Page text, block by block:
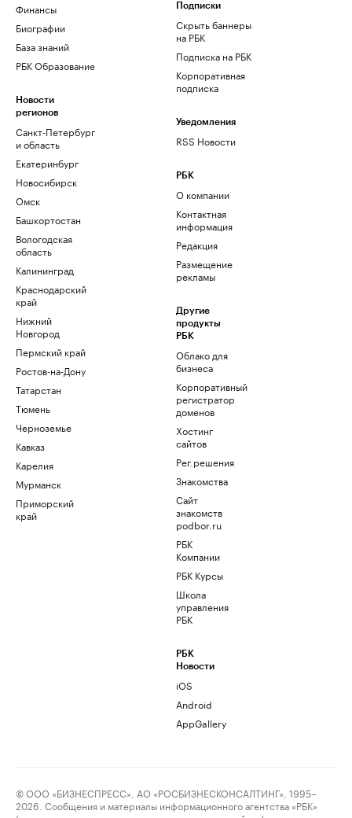
Финансы
Биографии
База знаний
РБК Образование
Новости
регионов
Санкт-Петербург
и область
Екатеринбург
Новосибирск
Омск
Башкортостан
Вологодская
область
Калининград
Краснодарский
край
Нижний
Новгород
Пермский край
Ростов-на-Дону
Татарстан
Тюмень
Черноземье
Кавказ
Карелия
Мурманск
Приморский
край
Подписки
Скрыть баннеры
на РБК
Подписка на РБК
Корпоративная
подписка
Уведомления
RSS Новости
РБК
О компании
Контактная
информация
Редакция
Размещение
рекламы
Другие
продукты
РБК
Облако для
бизнеса
Корпоративный
регистратор
доменов
Хостинг
сайтов
Рег.решения
Знакомства
Сайт
знакомств
podbor.ru
РБК
Компании
РБК Курсы
Школа
управления
РБК
РБК
Новости
iOS
Android
AppGallery
© ООО «БИЗНЕСПРЕСС», АО «РОСБИЗНЕСКОНСАЛТИНГ», 1995–
2026. Сообщения и материалы информационного агентства «РБК»